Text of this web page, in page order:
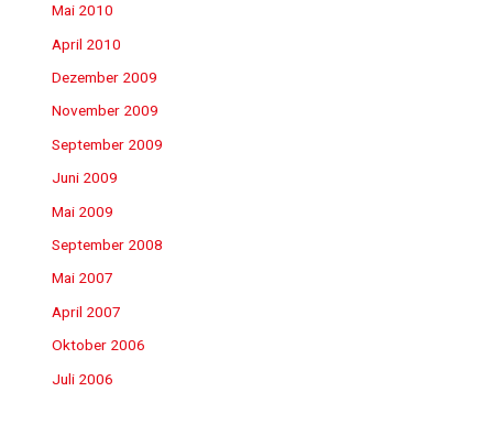
Mai 2010
April 2010
Dezember 2009
November 2009
September 2009
Juni 2009
Mai 2009
September 2008
Mai 2007
April 2007
Oktober 2006
Juli 2006